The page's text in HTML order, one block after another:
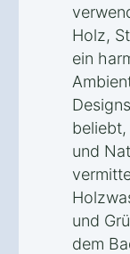
Holz,
ein
beliebt,
und
und
dem